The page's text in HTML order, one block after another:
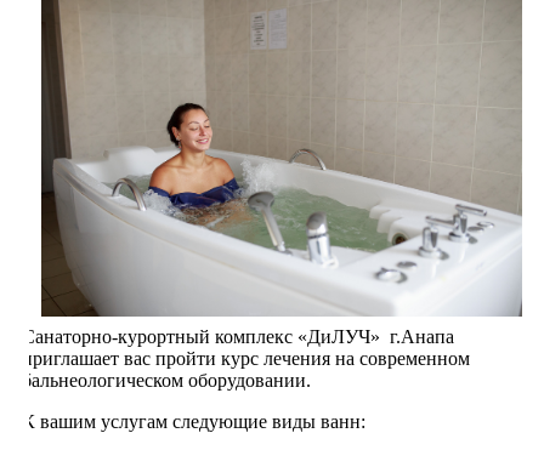
Санаторно-курортный комплекс «ДиЛУЧ» г.Анапа
приглашает вас пройти курс лечения на современном
бальнеологическом оборудовании.
К вашим услугам следующие виды ванн: